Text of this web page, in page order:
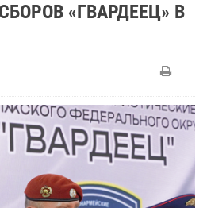
«ГВАРДЕЕЦ» В